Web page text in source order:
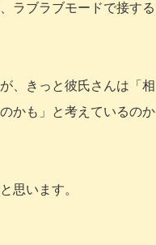
ラブラブモードで接する
、きっと彼氏さんは「相
かも」と考えているのか
思います。